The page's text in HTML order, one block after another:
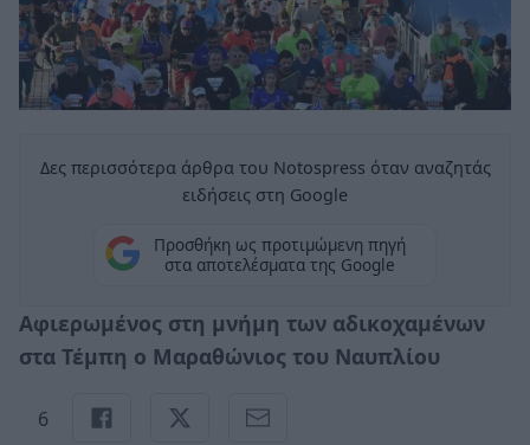
Δες περισσότερα άρθρα του Notospress όταν αναζητάς
ειδήσεις στη Google
Προσθήκη ως προτιμώμενη πηγή
στα αποτελέσματα της Google
Αφιερωμένος στη μνήμη των αδικοχαμένων
στα Τέμπη ο Μαραθώνιος του Ναυπλίου
6